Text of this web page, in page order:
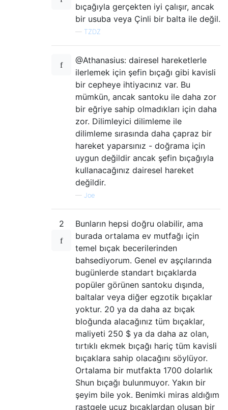
bıçağıyla gerçekten iyi çalışır, ancak
bir usuba veya Çinli bir balta ile değil.
— TZDZ
@Athanasius: dairesel hareketlerle
ilerlemek için şefin bıçağı gibi kavisli
bir cepheye ihtiyacınız var. Bu
mümkün, ancak santoku ile daha zor
bir eğriye sahip olmadıkları için daha
zor. Dilimleyici dilimleme ile
dilimleme sırasında daha çapraz bir
hareket yaparsınız - doğrama için
uygun değildir ancak şefin bıçağıyla
kullanacağınız dairesel hareket
değildir.
— Joe
2
Bunların hepsi doğru olabilir, ama
burada ortalama ev mutfağı için
temel bıçak becerilerinden
bahsediyorum. Genel ev aşçılarında
bugünlerde standart bıçaklarda
popüler görünen santoku dışında,
baltalar veya diğer egzotik bıçaklar
yoktur. 20 ya da daha az bıçak
bloğunda alacağınız tüm bıçaklar,
maliyeti 250 $ ya da daha az olan,
tırtıklı ekmek bıçağı hariç tüm kavisli
bıçaklara sahip olacağını söylüyor.
Ortalama bir mutfakta 1700 dolarlık
Shun bıçağı bulunmuyor. Yakın bir
şeyim bile yok. Benimki miras aldığım
rastgele ucuz bıçaklardan oluşan bir